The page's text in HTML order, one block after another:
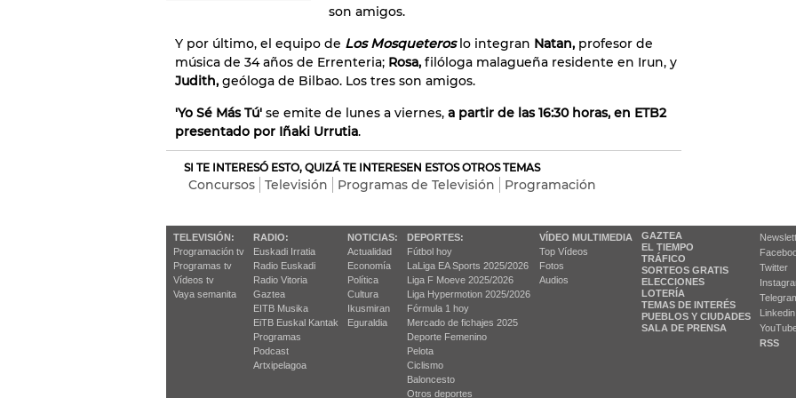
son amigos.
Y por último, el equipo de Los Mosqueteroslo integran Natan, profesor de
música de 34 años de Errenteria; Rosa, filóloga malagueña residente en Irun, y
Judith, geóloga de Bilbao. Los tres son amigos.
'Yo Sé Más Tú' se emite de lunes a viernes, a partir de las 16:30 horas, en ETB2
presentado por Iñaki Urrutia.
SI TE INTERESÓ ESTO, QUIZÁ TE INTERESEN ESTOS OTROS TEMAS
Concursos Televisión Programas de Televisión Programación
TELEVISIÓN:
Programación tv
Programas tv
Vídeos tv
Vaya semanita
RADIO:
Euskadi Irratia
Radio Euskadi
Radio Vitoria
Gaztea
EITB Musika
EiTB Euskal Kantak
Programas
Podcast
Artxipelagoa
NOTICIAS:
Actualidad
Economía
Política
Cultura
Ikusmiran
Eguraldia
DEPORTES:
Fútbol hoy
LaLiga EA Sports 2025/2026
Liga F Moeve 2025/2026
Liga Hypermotion 2025/2026
Fórmula 1 hoy
Mercado de fichajes 2025
Deporte Femenino
Pelota
Ciclismo
Baloncesto
Otros deportes
VÍDEO MULTIMEDIA
Top Vídeos
Fotos
Audios
GAZTEA
EL TIEMPO
TRÁFICO
SORTEOS GRATIS
ELECCIONES
LOTERÍA
TEMAS DE INTERÉS
PUEBLOS Y CIUDADES
SALA DE PRENSA
Twitter
Linkedin
RSS